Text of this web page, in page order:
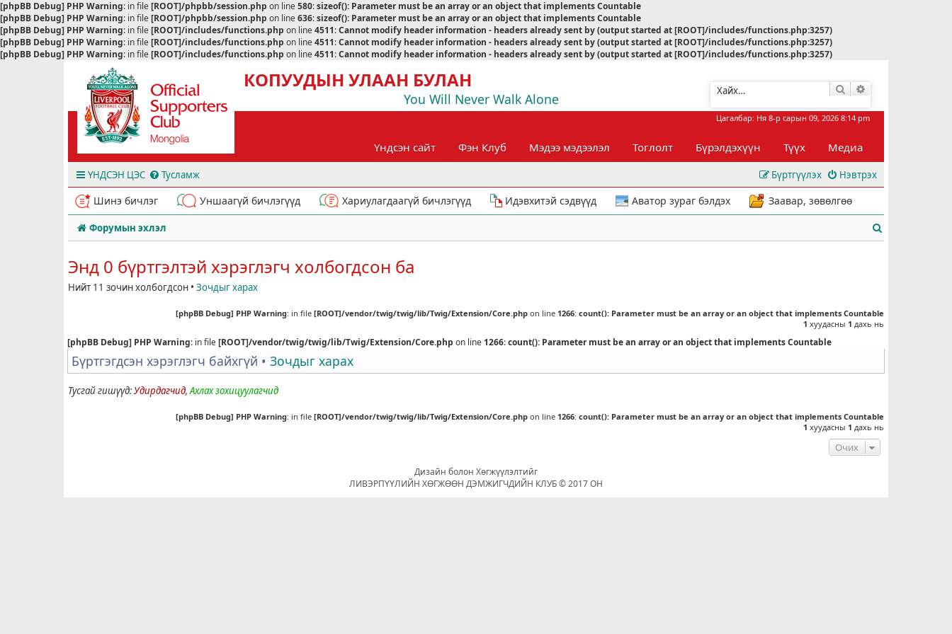
[phpBB Debug] PHP Warning: in file[ROOT]/phpbb/session.php on line580:sizeof(): Parameter must be an array or an object that implements Countable
[phpBB Debug] PHP Warning: in file[ROOT]/phpbb/session.php on line636:sizeof(): Parameter must be an array or an object that implements Countable
[phpBB Debug] PHP Warning: in file[ROOT]/includes/functions.php on line4511:Cannot modify header information - headers already sent by (output started at [ROOT]/includes/functions.php:3257)
[phpBB Debug] PHP Warning: in file[ROOT]/includes/functions.php on line4511:Cannot modify header information - headers already sent by (output started at [ROOT]/includes/functions.php:3257)
[phpBB Debug] PHP Warning: in file[ROOT]/includes/functions.php on line4511:Cannot modify header information - headers already sent by (output started at [ROOT]/includes/functions.php:3257)
КОПУУДЫН УЛААН БУЛАН
You Will Never Walk Alone
Хайлт
Цагалбар: Ня 8-р сарын 09, 2026 8:14 pm
Үндсэн сайт Фэн Клуб Мэдээ мэдээлэл Тоглолт Бүрэлдэхүүн Түүх Медиа
ҮНДСЭН ЦЭС Тусламж Нэвтрэх
Бүртгүүлэх
Шинэ бичлэг Уншаагүй бичлэгүүд Хариулагдаагүй бичлэгүүд Идэвхитэй сэдвүүд Аватор зураг бэлдэх Заавар, зөвөлгөө
Форумын эхлэл
Энд 0 бүртгэлтэй хэрэглэгч холбогдсон ба
Нийт 11 зочин холбогдсон • Зочдыг харах
[phpBB Debug] PHP Warning: in file [ROOT]/vendor/twig/twig/lib/Twig/Extension/Core.php on line 1266: count(): Parameter must be an array or an object that implements Countable
1 хуудасны 1 дахь нь
[phpBB Debug] PHP Warning: in file[ROOT]/vendor/twig/twig/lib/Twig/Extension/Core.php on line 1266:count(): Parameter must be an array or an object that implements Countable
Бүртгэгдсэн хэрэглэгч байхгүй • Зочдыг харах
Тусгай гишүүд:Удирдагчид,Ахлах зохицуулагчид
[phpBB Debug] PHP Warning: in file [ROOT]/vendor/twig/twig/lib/Twig/Extension/Core.php on line 1266: count(): Parameter must be an array or an object that implements Countable
1 хуудасны 1 дахь нь
Очих
Дизайн болон Хөгжүүлэлтийг
ЛИВЭРПҮҮЛИЙН ХӨГЖӨӨН ДЭМЖИГЧДИЙН КЛУБ © 2017 ОН